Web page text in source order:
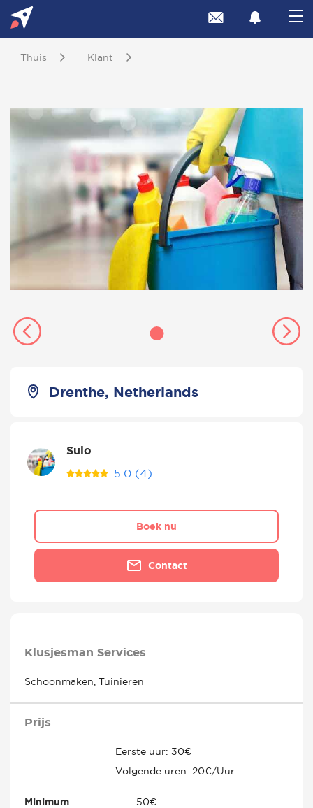
Thuis Klant
Drenthe, Netherlands
Sulo
5.0 (4)
Boek nu
Contact
Klusjesman Services
Schoonmaken, Tuinieren
Prijs
Eerste uur: 30€
Volgende uren: 20€/Uur
Minimum
50€